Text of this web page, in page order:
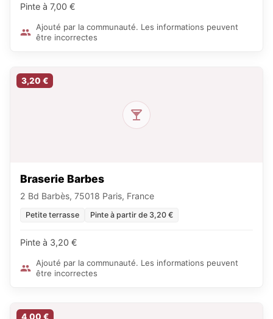
Pinte à 7,00 €
Ajouté par la communauté. Les informations peuvent
être incorrectes
3,20 €
Braserie Barbes
2 Bd Barbès, 75018 Paris, France
Petite terrasse Pinte à partir de 3,20 €
Pinte à 3,20 €
Ajouté par la communauté. Les informations peuvent
être incorrectes
4,00 €